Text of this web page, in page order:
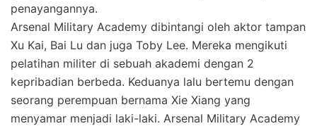
penayangannya.
Arsenal Military Academy dibintangi oleh aktor tampan
Xu Kai, Bai Lu dan juga Toby Lee. Mereka mengikuti
pelatihan militer di sebuah akademi dengan 2
kepribadian berbeda. Keduanya lalu bertemu dengan
seorang perempuan bernama Xie Xiang yang
menyamar menjadi laki-laki. Arsenal Military Academy